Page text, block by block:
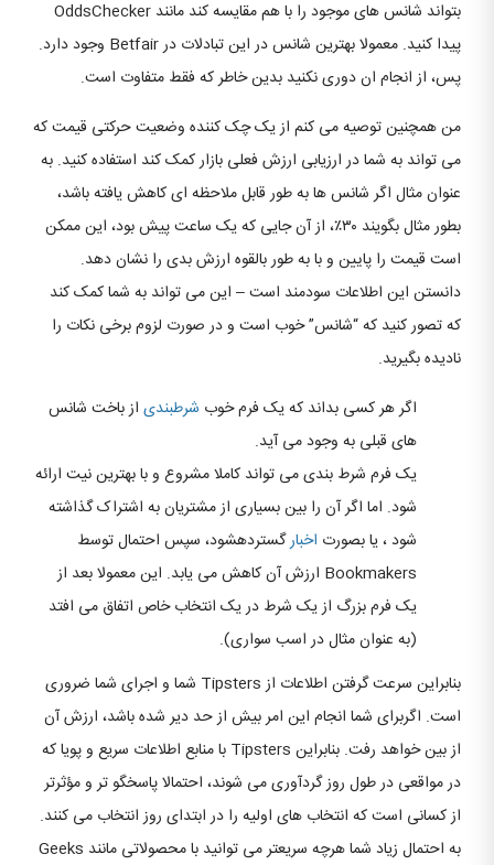
بتواند شانس های موجود را با هم مقایسه کند مانند OddsChecker
پیدا کنید. معمولا بهترین شانس در این تبادلات در Betfair وجود دارد.
پس، از انجام ان دوری نکنید بدین خاطر که فقط متفاوت است.
من همچنین توصیه می کنم از یک چک کننده وضعیت حرکتی قیمت که
می تواند به شما در ارزیابی ارزش فعلی بازار کمک کند استفاده کنید. به
عنوان مثال اگر شانس ها به طور قابل ملاحظه ای کاهش یافته باشد،
بطور مثال بگویند ۳۰٪، از آن جایی که یک ساعت پیش بود، این ممکن
است قیمت را پایین و با به طور بالقوه ارزش بدی را نشان دهد.
دانستن این اطلاعات سودمند است – این می تواند به شما کمک کند
که تصور کنید که “شانس” خوب است و در صورت لزوم برخی نکات را
نادیده بگیرید.
اگر هر کسی بداند که یک فرم خوب شرطبندی از باخت شانس
های قبلی به وجود می آید.
یک فرم شرط بندی می تواند کاملا مشروع و با بهترین نیت ارائه
شود. اما اگر آن را بین بسیاری از مشتریان به اشتراک گذاشته
شود ، یا بصورت اخبارگستردهشود، سپس احتمال توسط
Bookmakers ارزش آن کاهش می یابد. این معمولا بعد از
یک فرم بزرگ از یک شرط در یک انتخاب خاص اتفاق می افتد
(به عنوان مثال در اسب سواری).
بنابراین سرعت گرفتن اطلاعات از Tipsters شما و اجرای شما ضروری
است. اگربرای شما انجام این امر بیش از حد دیر شده باشد، ارزش آن
از بین خواهد رفت. بنابراین Tipsters با منابع اطلاعات سریع و پویا که
در مواقعی در طول روز گردآوری می شوند، احتمالا پاسخگو تر و مؤثرتر
از کسانی است که انتخاب های اولیه را در ابتدای روز انتخاب می کنند.
به احتمال زیاد شما هرچه سریعتر می توانید با محصولاتی مانند Geeks